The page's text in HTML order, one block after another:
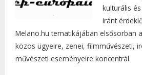
kulturális
iránt
Melano.hu tematikájában elsősorban
közös ügyeire, zenei, filmművészeti,
művészeti eseményeire koncentrál.